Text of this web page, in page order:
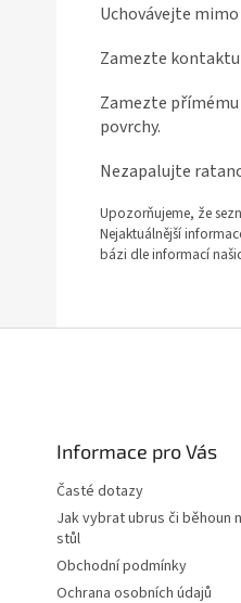
Uchovávejte
Zamezte kontaktu
Zamezte
povrchy.
Nezapalujte
Upozorňujeme, že
Nejaktuálnější
bázi dle informací
Informace pro Vás
Časté dotazy
Jak vybrat ubrus či běhoun
stůl
Obchodní podmínky
Ochrana osobních údajů